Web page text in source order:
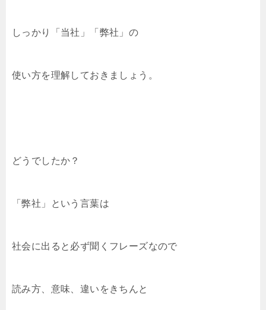
しっかり「当社」「弊社」の
使い方を理解しておきましょう。
どうでしたか？
「弊社」という言葉は
社会に出ると必ず聞くフレーズなので
読み方、意味、違いをきちんと